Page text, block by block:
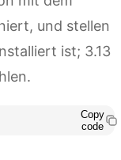
und stellen
ist; 3.13
Copy
code